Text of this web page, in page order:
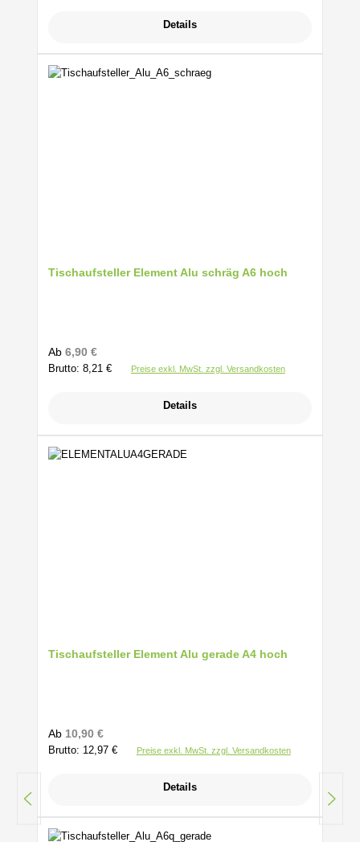
Details
Tischaufsteller Element Alu schräg A6 hoch
Regulärer Preis:
Ab 6,90 €
Brutto: 8,21 € Preise exkl. MwSt. zzgl. Versandkosten
Details
Tischaufsteller Element Alu gerade A4 hoch
Regulärer Preis:
Ab 10,90 €
Brutto: 12,97 € Preise exkl. MwSt. zzgl. Versandkosten
Details